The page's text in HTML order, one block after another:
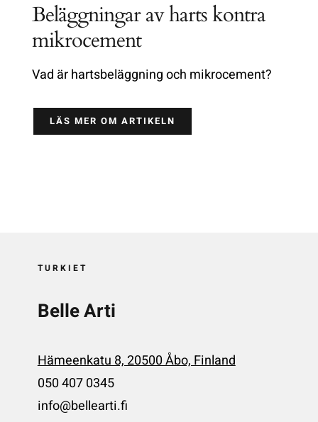
Beläggningar av harts kontra
mikrocement
Vad är hartsbeläggning och mikrocement?
LÄS MER OM ARTIKELN
TURKIET
Belle Arti
Hämeenkatu 8, 20500 Åbo, Finland
050 407 0345
info@bellearti.fi